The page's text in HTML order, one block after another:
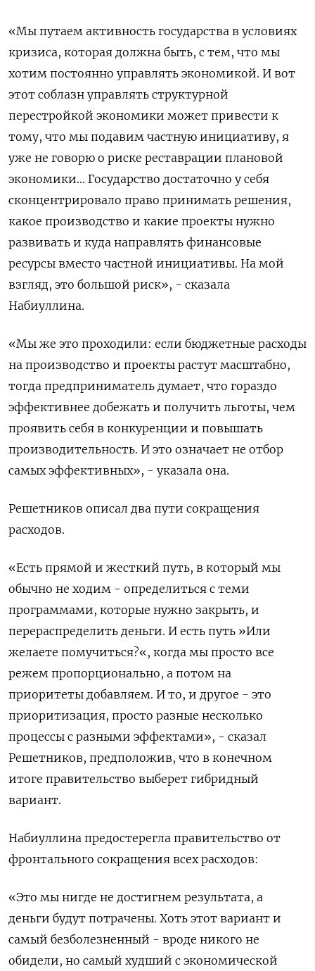
«Мы путаем активность государства в условиях
кризиса, которая должна быть, с тем, что мы
хотим постоянно управлять экономикой. И вот
этот соблазн управлять структурной
перестройкой экономики может привести к
тому, что мы подавим частную инициативу, я
уже не говорю о риске реставрации плановой
экономики... Государство достаточно у себя
сконцентрировало право принимать решения,
какое производство и какие проекты нужно
развивать и куда направлять финансовые
ресурсы вместо частной инициативы. На мой
взгляд, это большой риск», - сказала
Набиуллина.
«Мы же это проходили: если бюджетные расходы
на производство и проекты растут масштабно,
тогда предприниматель думает, что гораздо
эффективнее добежать и получить льготы, чем
проявить себя в конкуренции и повышать
производительность. И это означает не отбор
самых эффективных», - указала она.
Решетников описал два пути сокращения
расходов.
«Есть прямой и жесткий путь, в который мы
обычно не ходим - определиться с теми
программами, которые нужно закрыть, и
перераспределить деньги. И есть путь »Или
желаете помучиться?«, когда мы просто все
режем пропорционально, а потом на
приоритеты добавляем. И то, и другое - это
приоритизация, просто разные несколько
процессы с разными эффектами», - сказал
Решетников, предположив, что в конечном
итоге правительство выберет гибридный
вариант.
Набиуллина предостерегла правительство от
фронтального сокращения всех расходов:
«Это мы нигде не достигнем результата, а
деньги будут потрачены. Хоть этот вариант и
самый безболезненный - вроде никого не
обидели, но самый худший с экономической